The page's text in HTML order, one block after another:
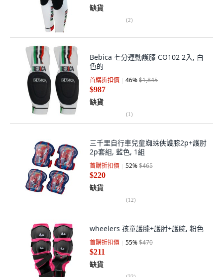
缺貨
(2)
Bebica 七分運動護膝 CO102 2入, 白
色的
首購折扣價 46%$1,845
$987
缺貨
(1)
三千里自行車兒童蜘蛛俠護膝2p+護肘
2p套組, 藍色, 1組
首購折扣價 52%$465
$220
缺貨
(12)
wheelers 孩童護膝+護肘+護腕, 粉色
首購折扣價 55%$470
$211
缺貨